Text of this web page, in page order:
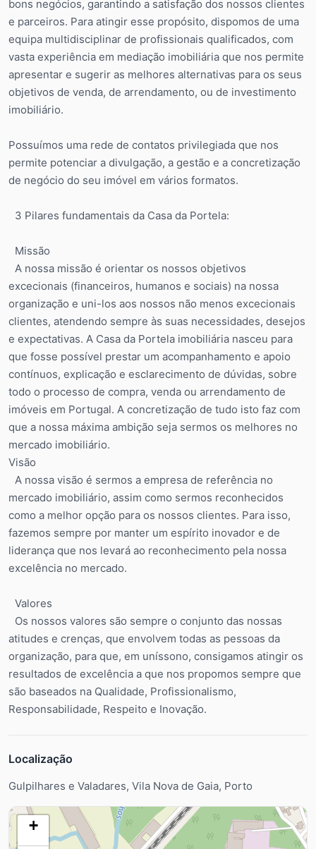
bons negócios, garantindo a satisfação dos nossos clientes
e parceiros. Para atingir esse propósito, dispomos de uma
equipa multidisciplinar de profissionais qualificados, com
vasta experiência em mediação imobiliária que nos permite
apresentar e sugerir as melhores alternativas para os seus
objetivos de venda, de arrendamento, ou de investimento
imobiliário.
Possuímos uma rede de contatos privilegiada que nos
permite potenciar a divulgação, a gestão e a concretização
de negócio do seu imóvel em vários formatos.
3 Pilares fundamentais da Casa da Portela:
Missão
A nossa missão é orientar os nossos objetivos
excecionais (financeiros, humanos e sociais) na nossa
organização e uni-los aos nossos não menos excecionais
clientes, atendendo sempre às suas necessidades, desejos
e expectativas. A Casa da Portela imobiliária nasceu para
que fosse possível prestar um acompanhamento e apoio
contínuos, explicação e esclarecimento de dúvidas, sobre
todo o processo de compra, venda ou arrendamento de
imóveis em Portugal. A concretização de tudo isto faz com
que a nossa máxima ambição seja sermos os melhores no
mercado imobiliário.
Visão
A nossa visão é sermos a empresa de referência no
mercado imobiliário, assim como sermos reconhecidos
como a melhor opção para os nossos clientes. Para isso,
fazemos sempre por manter um espírito inovador e de
liderança que nos levará ao reconhecimento pela nossa
excelência no mercado.
Valores
Os nossos valores são sempre o conjunto das nossas
atitudes e crenças, que envolvem todas as pessoas da
organização, para que, em uníssono, consigamos atingir os
resultados de excelência a que nos propomos sempre que
são baseados na Qualidade, Profissionalismo,
Responsabilidade, Respeito e Inovação.
Localização
Gulpilhares e Valadares, Vila Nova de Gaia, Porto
+